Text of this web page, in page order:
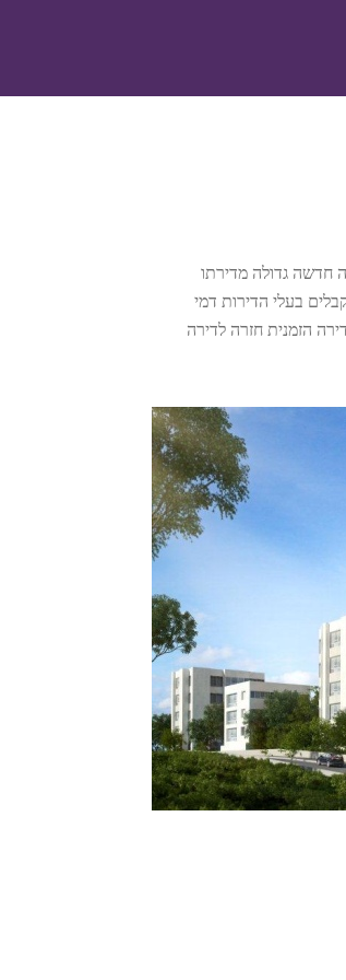
חדשה גדולה מדירתו
בעלי הדירות דמי
הזמנית חזרה לדירה